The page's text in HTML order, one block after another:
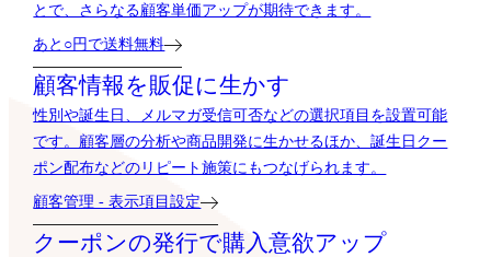
とで、さらなる顧客単価アップが期待できます。
あと○円で送料無料
顧客情報を販促に生かす
性別や誕生日、メルマガ受信可否などの選択項目を設置可能
です。顧客層の分析や商品開発に生かせるほか、誕生日クー
ポン配布などのリピート施策にもつなげられます。
顧客管理 - 表示項目設定
クーポンの発行で購入意欲アップ